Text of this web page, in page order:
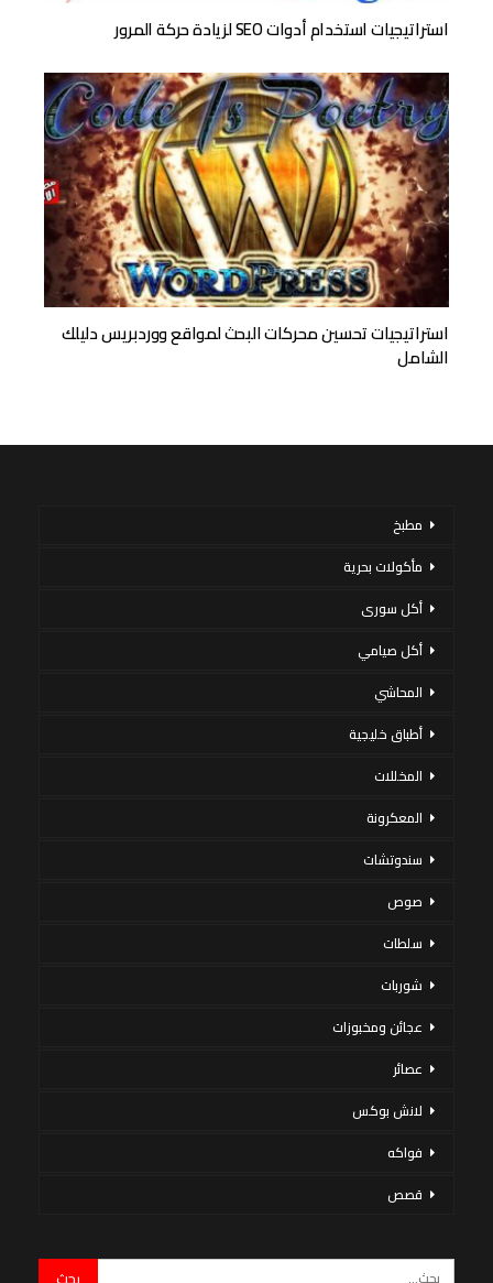
استراتيجيات استخدام أدوات SEO لزيادة حركة المرور
استراتيجيات تحسين محركات البحث لمواقع ووردبريس دليلك
الشامل
مطبخ
مأكولات بحرية
أكل سورى
أكل صيامي
المحاشي
أطباق خليجية
المخللات
المعكرونة
سندوتشات
صوص
سلطات
شوربات
عجائن ومخبوزات
عصائر
لانش بوكس
فواكه
قصص